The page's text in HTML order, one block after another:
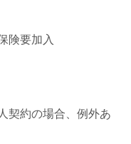
要加入
約の場合、例外あ